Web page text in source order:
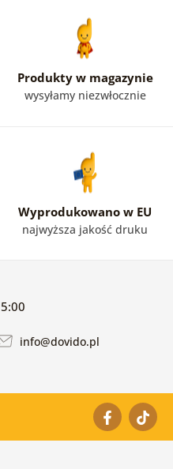
Produkty w magazynie
wysyłamy niezwłocznie
Wyprodukowano w EU
najwyższa jakość druku
info@dovido.pl